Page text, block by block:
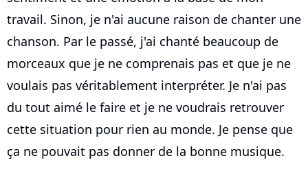
travail. Sinon, je n'ai aucune raison de chanter une
chanson. Par le passé, j'ai chanté beaucoup de
morceaux que je ne comprenais pas et que je ne
voulais pas véritablement interpréter. Je n'ai pas
du tout aimé le faire et je ne voudrais retrouver
cette situation pour rien au monde. Je pense que
ça ne pouvait pas donner de la bonne musique.